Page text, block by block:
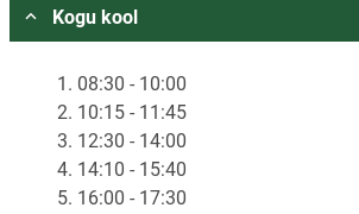
Kogu kool
1. 08:30 - 10:00
2. 10:15 - 11:45
3. 12:30 - 14:00
4. 14:10 - 15:40
5. 16:00 - 17:30